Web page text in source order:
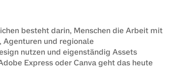
besteht darin, Menschen die Arbeit mit
und regionale
nutzen und eigenständig Assets
Express oder Canva geht das heute